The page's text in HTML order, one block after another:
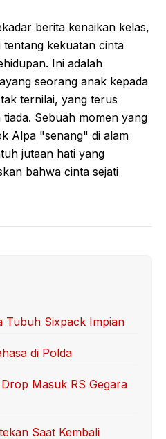
berita kenaikan kelas,
tentang kekuatan cinta
Ini adalah
seorang anak kepada
ternilai, yang terus
Sebuah momen yang
Alpa "senang" di alam
jutaan hati yang
bahwa cinta sejati
Tubuh Sixpack Impian
di Polda
Masuk RS Gegara
Saat Kembali